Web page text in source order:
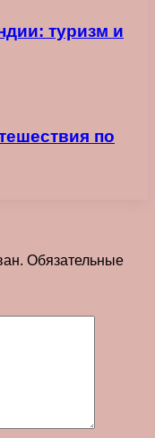
туризм и
по
Обязательные